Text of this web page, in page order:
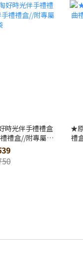
時光伴手禮禮盒
禮盒//附專屬提
★
禮